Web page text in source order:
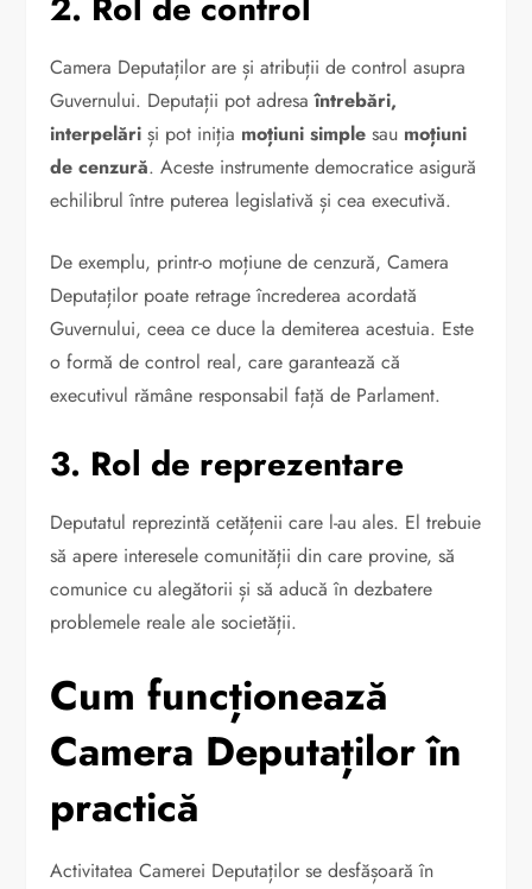
Camera Deputaților are și atribuții de control asupra
Guvernului. Deputații pot adresaîntrebări,
interpelări și pot iniția moțiuni simple sau moțiuni
de cenzură. Aceste instrumente democratice asigură
echilibrul între puterea legislativă și cea executivă.
De exemplu, printr-o moțiune de cenzură, Camera
Deputaților poate retrage încrederea acordată
Guvernului, ceea ce duce la demiterea acestuia. Este
o formă de control real, care garantează că
executivul rămâne responsabil față de Parlament.
3. Rol de reprezentare
Deputatul reprezintă cetățenii care l-au ales. El trebuie
să apere interesele comunității din care provine, să
comunice cu alegătorii și să aducă în dezbatere
problemele reale ale societății.
Cum funcționează
Camera Deputaților în
practică
Activitatea Camerei Deputaților se desfășoară în